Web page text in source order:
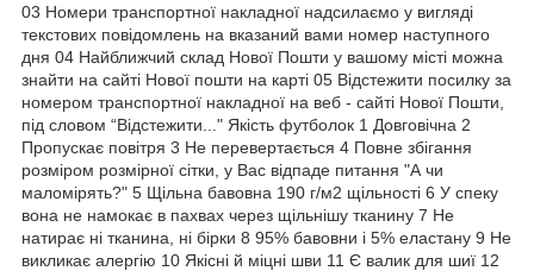
03 Номери транспортної накладної надсилаємо у вигляді
текстових повідомлень на вказаний вами номер наступного
дня 04 Найближчий склад Нової Пошти у вашому місті можна
знайти на сайті Нової пошти на карті 05 Відстежити посилку за
номером транспортної накладної на веб - сайті Нової Пошти,
під словом “Відстежити..." Якість футболок 1 Довговічна 2
Пропускає повітря 3 Не перевертається 4 Повне збігання
розміром розмірної сітки, у Вас відпаде питання "А чи
маломірять?" 5 Щільна бавовна 190 г/м2 щільності 6 У спеку
вона не намокає в пахвах через щільнішу тканину 7 Не
натирає ні тканина, ні бірки 8 95% бавовни і 5% еластану 9 Не
викликає алергію 10 Якісні й міцні шви 11 Є валик для шиї 12